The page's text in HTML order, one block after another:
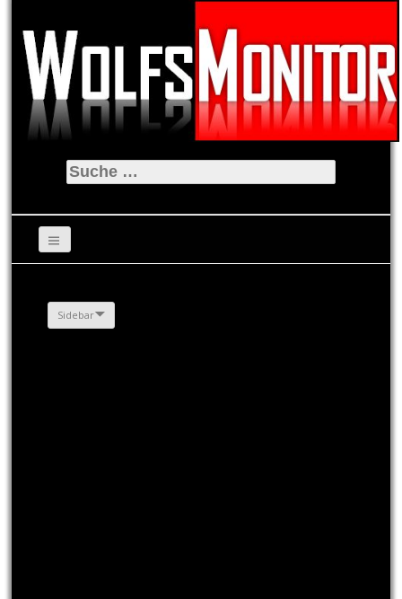
Suche
nach:
Sidebar